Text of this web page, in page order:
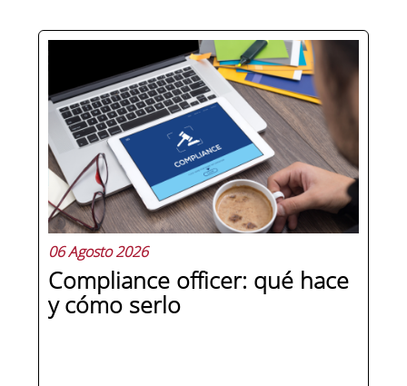
Hay personas que ocupan puestos de
dirección y hay personas que lideran.
La diferencia no está en el cargo ni en
la antigüedad, sino en un conjunto de
competencias que se pueden
aprender, practicar y medir. Si te
preguntas qué separa a un directivo...
06 Agosto 2026
Compliance officer: qué hace
y cómo serlo